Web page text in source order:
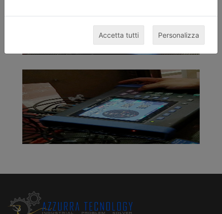
Accetta tutti Personalizza